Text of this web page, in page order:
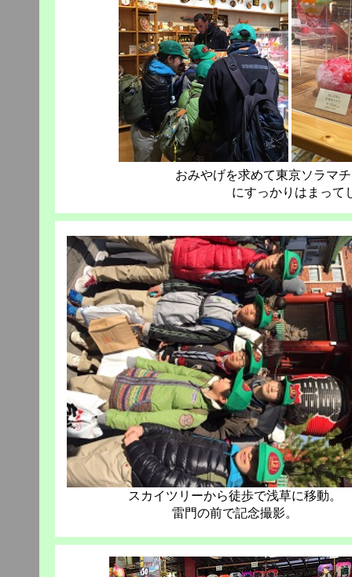
おみやげを求めて東京ソラマ
にすっかりはまって
スカイツリーから徒歩で浅草に移動。
雷門の前で記念撮影。